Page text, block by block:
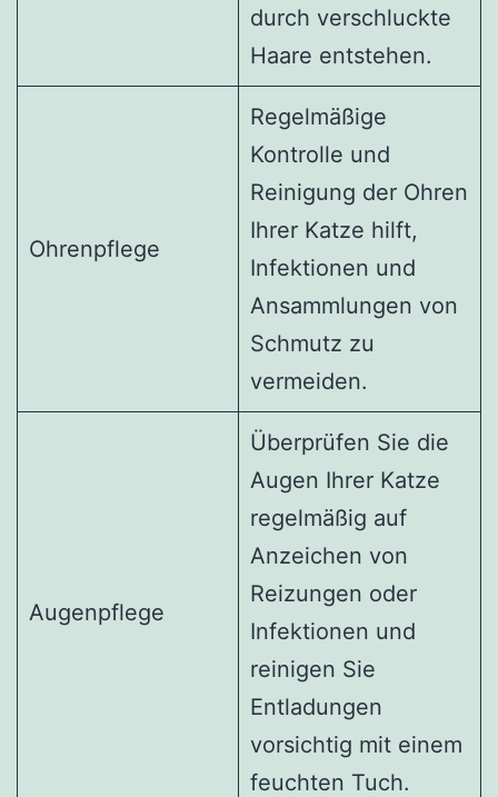
durch verschluckte
Haare entstehen.
Ohrenpflege
Regelmäßige
Kontrolle und
Reinigung der Ohren
Ihrer Katze hilft,
Infektionen und
Ansammlungen von
Schmutz zu
vermeiden.
Augenpflege
Überprüfen Sie die
Augen Ihrer Katze
regelmäßig auf
Anzeichen von
Reizungen oder
Infektionen und
reinigen Sie
Entladungen
vorsichtig mit einem
feuchten Tuch.